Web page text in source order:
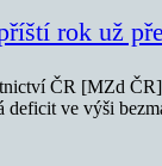
rok už
ČR [MZd
deficit ve výši